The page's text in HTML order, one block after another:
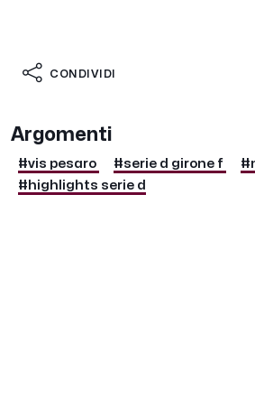
CONDIVIDI
Argomenti
#vis pesaro #serie d girone f
#highlights serie d